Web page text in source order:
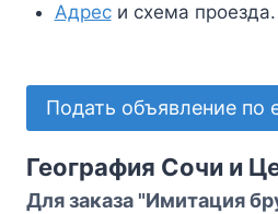
Адреси схема проезда.
Подать объявление по
География Сочи и
Для заказа "Имитация